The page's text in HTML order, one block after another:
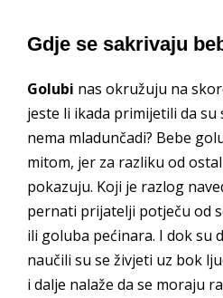
Gdje se sakrivaju
Golubi nas okružuju na
jeste li ikada primijetili da su
nema mladunčadi? Bebe
mitom, jer za razliku od
pokazuju. Koji je razlog
pernati prijatelji potječu od
ili goluba pećinara. I dok su
naučili su se živjeti uz bok
i dalje nalaže da se moraju